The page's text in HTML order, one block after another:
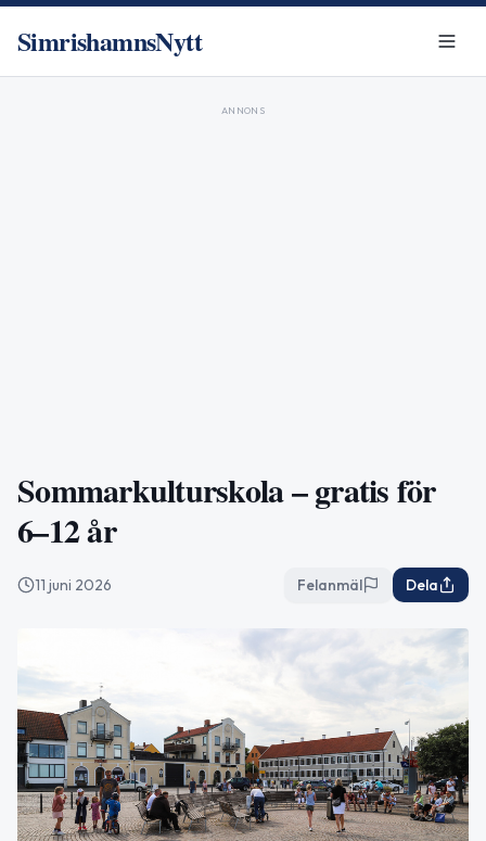
SimrishamnsNytt
ANNONS
Sommarkulturskola – gratis för
6–12 år
11 juni 2026 Felanmäl Dela